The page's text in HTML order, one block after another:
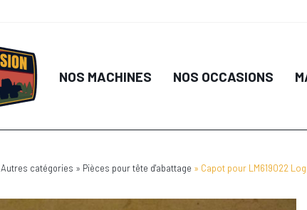
NOS MACHINES NOS OCCASIONS
Autres catégories Pièces pour tête d'abattage Capot pour LM619022 Log